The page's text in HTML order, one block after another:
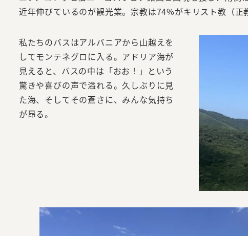
近年伸びているのが観光業。宗教は74%がキリスト教（正
私たちのバスはアルバニアから山越えを
してモンテネグロに入る。アドリア海が
見えると、バスの中は「おお！」という
驚きや喜びの声で溢れる。久しぶりに見
た海、そしてその蒼さに、みんな気持ち
が昂る。